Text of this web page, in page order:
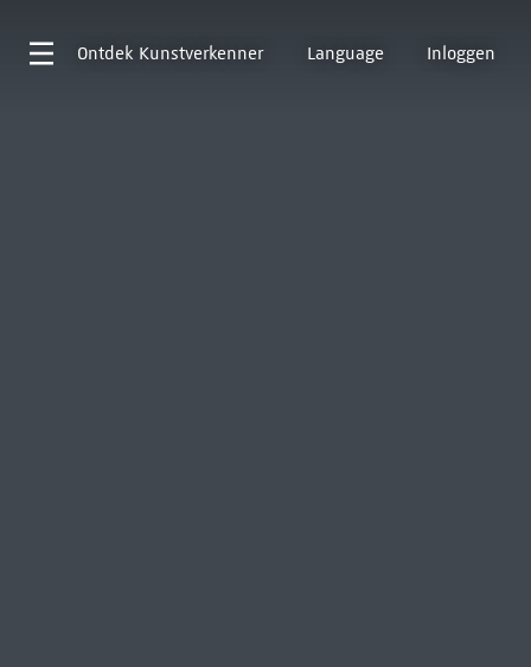
Ontdek Kunstverkenner Language Inloggen